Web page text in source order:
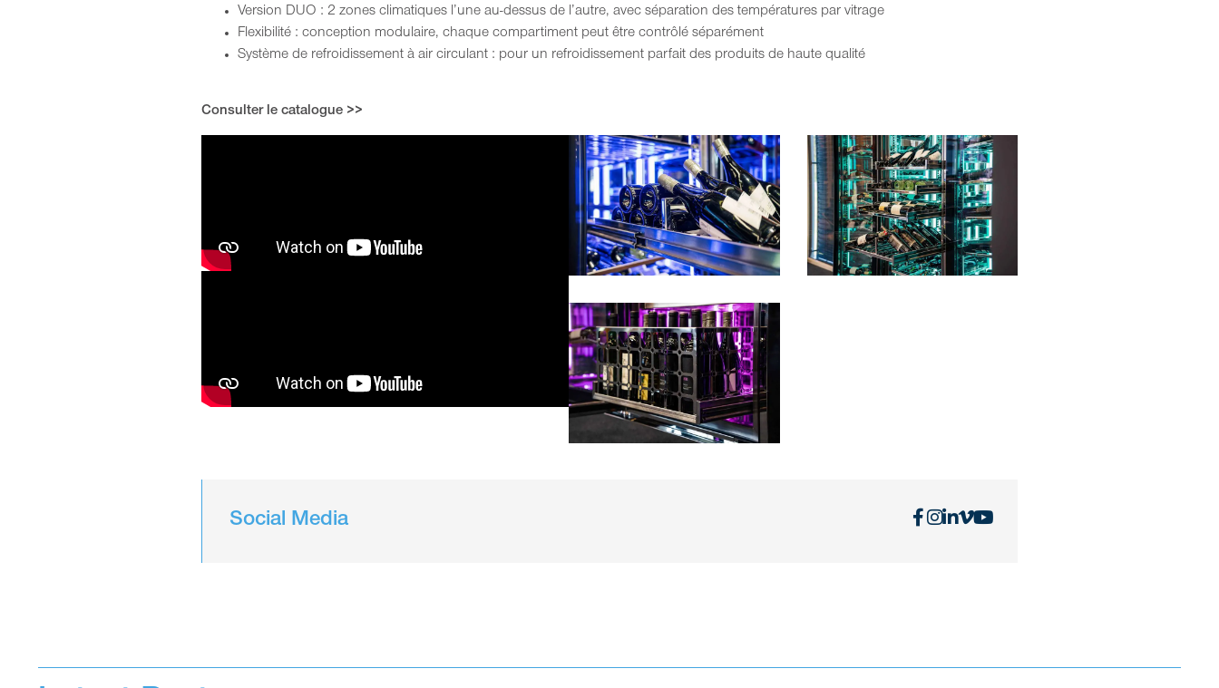
Version DUO : 2 zones climatiques l’une au-dessus de l’autre, avec séparation des températures par vitrage
Flexibilité : conception modulaire, chaque compartiment peut être contrôlé séparément
Système de refroidissement à air circulant : pour un refroidissement parfait des produits de haute qualité
Consulter le catalogue >>
Social Media